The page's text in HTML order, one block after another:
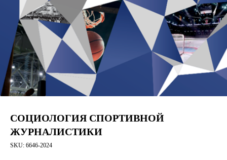
СОЦИОЛОГИЯ СПОРТИВНОЙ
ЖУРНАЛИСТИКИ
SKU: 6646-2024